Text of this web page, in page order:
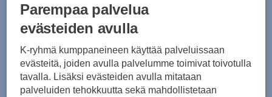
Parempaa palvelua
evästeiden avulla
K-ryhmä kumppaneineen käyttää palveluissaan
evästeitä, joiden avulla palvelumme toimivat toivotulla
tavalla. Lisäksi evästeiden avulla mitataan
palveluiden tehokkuutta sekä mahdollistetaan